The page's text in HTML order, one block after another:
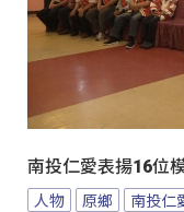
南投仁愛表揚16位
人物 原鄉 南投仁